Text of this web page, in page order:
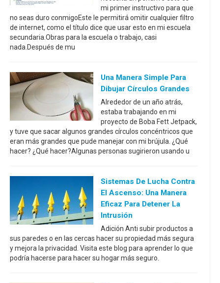
mi primer instructivo para que
no seas duro conmigoEste le permitirá omitir cualquier filtro
de internet, como el título dice que usar esto en mi escuela
secundaria.Obras para la escuela o trabajo, casi
nada.Después de mu
Una Manera Simple Para
Dibujar Círculos Grandes
Alrededor de un año atrás,
estaba trabajando en mi
proyecto de Boba Fett Jetpack,
y tuve que sacar algunos grandes círculos concéntricos que
eran más grandes que pude manejar con mi brújula. ¿Qué
hacer? ¿Qué hacer?Algunas personas sugirieron usando u
Sistemas De Lucha Contra
El Ascenso: Una Manera
Eficaz Para Detener La
Intrusión
Adición Anti subir productos a
sus paredes o en las cercas hacer su propiedad más segura
y mejora la privacidad. Visita este blog para aprender lo que
podría hacerse para hacer su hogar más seguro.